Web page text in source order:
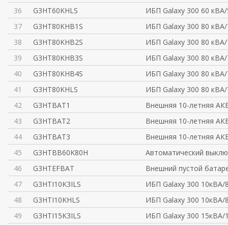
36
G3HT60KHLS
ИБП Galaxy 300 60
37
G3HT80KHB1S
ИБП Galaxy 300 80
38
G3HT80KHB2S
ИБП Galaxy 300 80
39
G3HT80KHB3S
ИБП Galaxy 300 80
40
G3HT80KHB4S
ИБП Galaxy 300 80
41
G3HT80KHLS
ИБП Galaxy 300 80
42
G3HTBAT1
Внешняя 10-летняя
43
G3HTBAT2
Внешняя 10-летняя
44
G3HTBAT3
Внешняя 10-летняя
45
G3HTBB60K80H
Автоматический
46
G3HTEFBAT
Внешний пустой
47
G3HTI10K3ILS
ИБП Galaxy 300 10кВА/
48
G3HTI10KHLS
ИБП Galaxy 300 10кВА/
49
G3HTI15K3ILS
ИБП Galaxy 300 15кВА/